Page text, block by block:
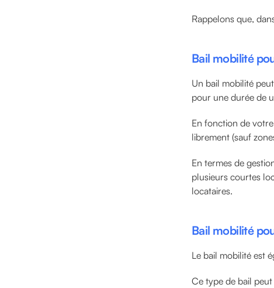
Rappelons que,
Bail mobilité
Un bail mobilité
pour une durée de
En fonction de
librement (sauf
En termes de
plusieurs courtes
locataires.
Bail mobilité
Le bail mobilité est
Ce type de bail